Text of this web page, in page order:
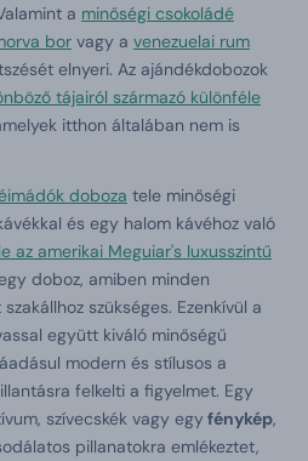
a minőségi csokoládé
bor vagy a venezuelai rum
elnyeri. Az ajándékdobozok
tájairól származó különféle
itthon általában nem is
doboza tele minőségi
és egy halom kávéhoz való
az amerikai Meguiar's luxusszintű
doboz, amiben minden
szükséges. Ezenkívül a
együtt kiváló minőségű
modern és stílusos a
felkelti a figyelmet. Egy
szívecskék vagy egyfénykép,
pillanatokra emlékeztet,